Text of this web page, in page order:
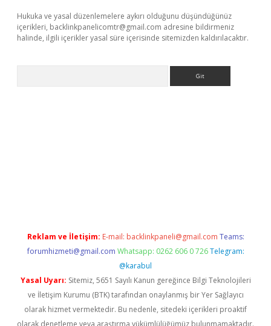
Hukuka ve yasal düzenlemelere aykırı olduğunu düşündüğünüz
içerikleri, backlinkpanelicomtr@gmail.com adresine bildirmeniz
halinde, ilgili içerikler yasal süre içerisinde sitemizden kaldırılacaktır.
Reklam ve İletişim: E-mail: backlinkpaneli@gmail.com Teams:
forumhizmeti@gmail.com Whatsapp: 0262 606 0 726 Telegram:
@karabul
Yasal Uyarı: Sitemiz, 5651 Sayılı Kanun gereğince Bilgi Teknolojileri
ve İletişim Kurumu (BTK) tarafından onaylanmış bir Yer Sağlayıcı
olarak hizmet vermektedir. Bu nedenle, sitedeki içerikleri proaktif
olarak denetleme veya araştırma yükümlülüğümüz bulunmamaktadır.